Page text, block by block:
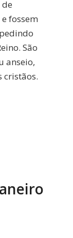
fossem
São
anseio,
cristãos.